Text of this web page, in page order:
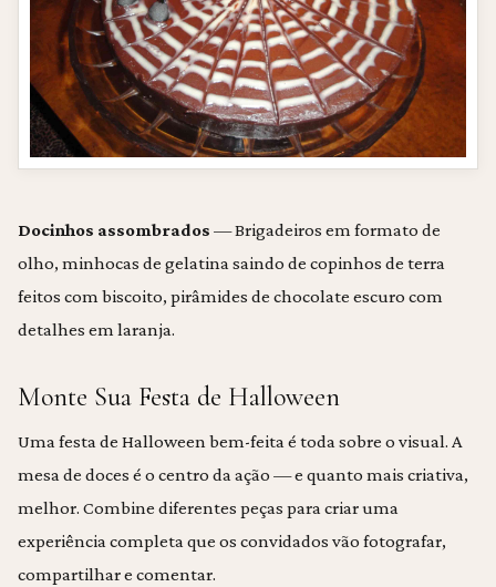
Docinhos assombrados — Brigadeiros em formato de
olho, minhocas de gelatina saindo de copinhos de terra
feitos com biscoito, pirâmides de chocolate escuro com
detalhes em laranja.
Monte Sua Festa de Halloween
Uma festa de Halloween bem-feita é toda sobre o visual. A
mesa de doces é o centro da ação — e quanto mais criativa,
melhor. Combine diferentes peças para criar uma
experiência completa que os convidados vão fotografar,
compartilhar e comentar.